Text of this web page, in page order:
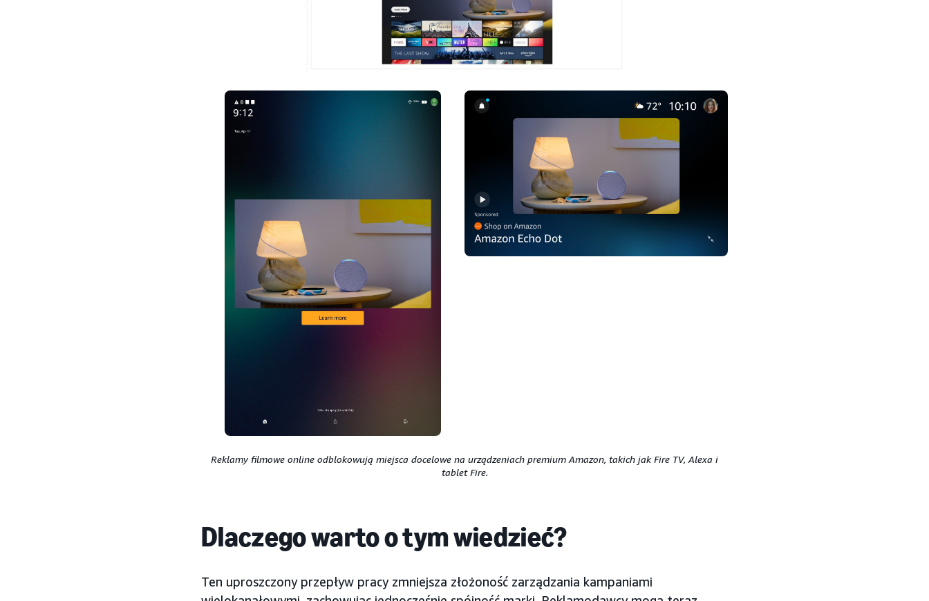
Reklamy filmowe online odblokowują miejsca docelowe na urządzeniach premium Amazon, takich jak Fire TV, Alexa i
tablet Fire.
Dlaczego warto o tym wiedzieć?
Ten uproszczony przepływ pracy zmniejsza złożoność zarządzania kampaniami